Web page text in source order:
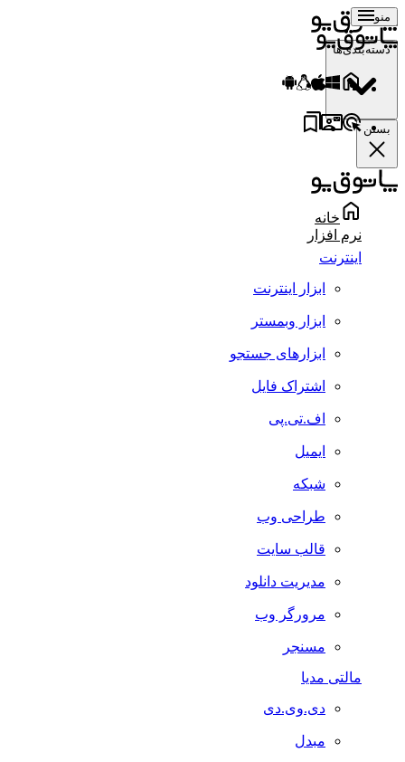
منو
دسته‌بندی‌ها
بستن
خانه
نرم افزار
اینترنت
ابزار اینترنت
ابزار وبمستر
ابزارهای جستجو
اشتراک فایل
اف.تی.پی
ایمیل
شبکه
طراحی وب
قالب سایت
مدیریت دانلود
مرورگر وب
مسنجر
مالتی مدیا
دی.وی.دی
مبدل